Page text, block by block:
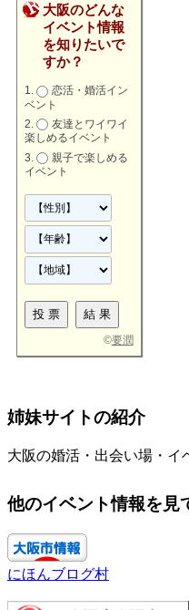
大阪のどんな
イベント情報
を知りたいで
すか？
恋活・婚活イン
ベント
友達とワイワイ
楽しめるイベント
親子で楽しめる
イベント
©要潤
姉妹サイトの紹介
大阪の婚活・出会い場・イ
他のイベント情報を見
にほんブログ村